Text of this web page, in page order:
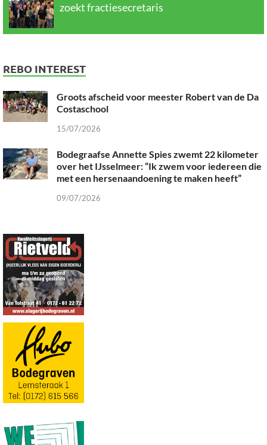
zoekt fractiesecretaris
REBO INTEREST
Groots afscheid voor meester Robert van de Da
Costaschool
15/07/2026
Bodegraafse Annette Spies zwemt 22 kilometer
over het IJsselmeer: “Ik zwem voor iedereen die
met een hersenaandoening te maken heeft”
09/07/2026